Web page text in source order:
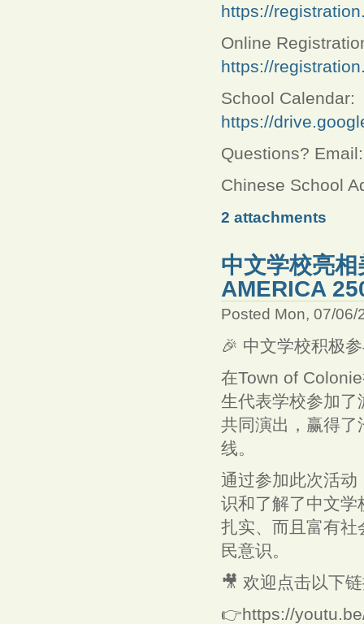
https://
Online
https://
School Calendar:
https://
Questions?
Chinese School
2 attachments
中文学校亮
AMERICA
Posted Mon, 07/06/
🎉 中文学校积极
在Town of
生代表学校参加了
共同演出，赢得了
线。
通过参加此次活动
识和了解了中文学
扎实、而且富有社
民意识。
🎥 欢迎点击以下
👉https://